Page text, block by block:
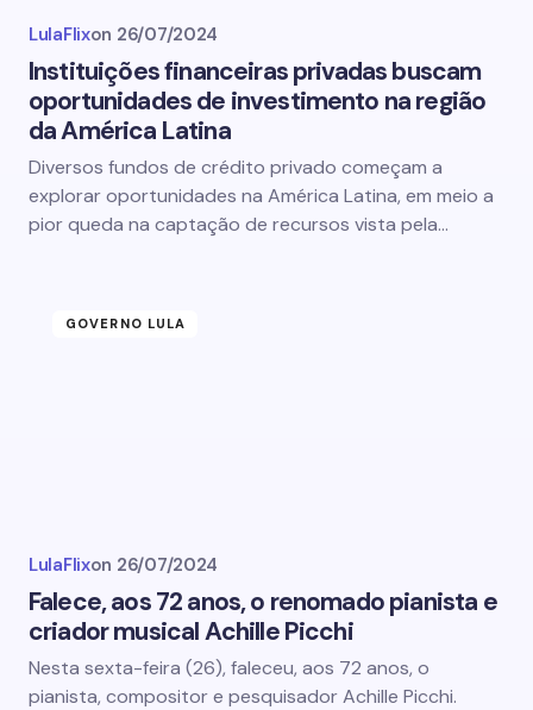
LulaFlixon 26/07/2024
Instituições financeiras privadas buscam
oportunidades de investimento na região
da América Latina
Diversos fundos de crédito privado começam a
explorar oportunidades na América Latina, em meio a
pior queda na captação de recursos vista pela…
GOVERNO LULA
LulaFlixon 26/07/2024
Falece, aos 72 anos, o renomado pianista e
criador musical Achille Picchi
Nesta sexta-feira (26), faleceu, aos 72 anos, o
pianista, compositor e pesquisador Achille Picchi.